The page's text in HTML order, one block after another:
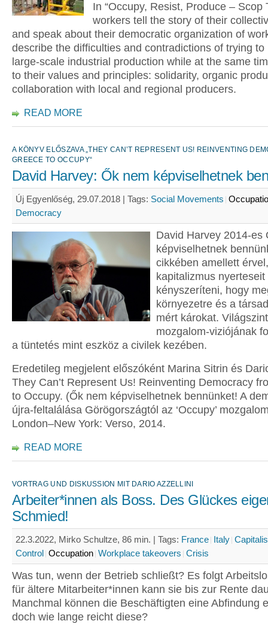
In “Occupy, Resist, Produce – Scop
workers tell the story of their
and speak about their democratic organization of
describe the difficulties and contradictions of trying to
large-scale industrial production while at the same
to their values and principles: solidarity, organic
collaboration with local and regional producers.
READ MORE
A KÖNYV ELŐSZAVA „THEY CAN’T REPRESENT US! REINVENTING
GREECE TO OCCUPY“
David Harvey: Ők nem képviselhetnek
Új Egyenlőség, 29.07.2018 | Tags: Social Movements
Democracy
David Harvey 2014-es
képviselhetnek
cikkében amellett
kapitalizmus nyerteseit
kényszeríteni, hogy
környezetre és a
mért károkat.
mozgalom-viziójának
a tüntetés mint eszköz a civilek kezében.
Eredetileg megjelent előszóként Marina Sitrin és
They Can’t Represent Us! Reinventing Democracy
to Occupy. (Ők nem képviselhetnek bennünket! A
újra-feltalálása Görögországtól az ‘Occupy’
London–New York: Verso, 2014.
READ MORE
VORTRAG UND DISKUSSION MIT DARIO AZZELLINI
Arbeiter*innen als Boss. Des Glückes
Schmied!
22.3.2022, Mirko Schultze, 86 min. | Tags: France Italy
Control Occupation Workplace takeovers Crisis
Was tun, wenn der Betrieb schließt? Es folgt
für ältere Mitarbeiter*innen kann sie bis zur Rente
Manchmal können die Beschäftigten eine Abfindung
doch wie lange reicht diese?